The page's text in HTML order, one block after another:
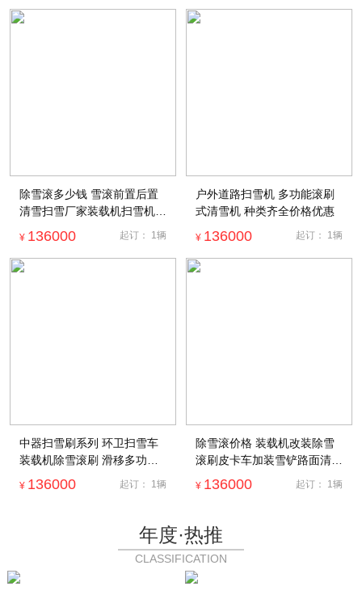
除雪滚多少钱 雪滚前置后置
清雪扫雪厂家装载机扫雪机滚
¥ 136000 起订： 1辆
户外道路扫雪机 多功能滚刷
式清雪机 种类齐全价格优惠
¥ 136000 起订： 1辆
中器扫雪刷系列 环卫扫雪车
装载机除雪滚刷 滑移多功能
清雪车
¥ 136000 起订： 1辆
除雪滚价格 装载机改装除雪
滚刷皮卡车加装雪铲路面清雪
¥ 136000 起订： 1辆
年度·热推
CLASSIFICATION